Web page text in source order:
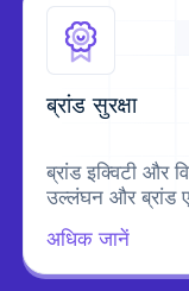
ब्रांड सुरक्षा
ब्रांड इक्विटी और
उल्लंघन और ब्रांड
अधिक जानें